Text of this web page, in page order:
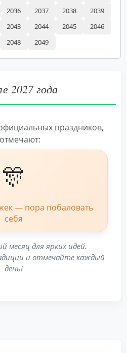
2036 2037 2038
2039
2043 2044 2045
2046
2048 2049
2027 года
праздников,
🎊
— пора побаловать
себя
месяц для ярких идей.
и отмечайте каждый
день!